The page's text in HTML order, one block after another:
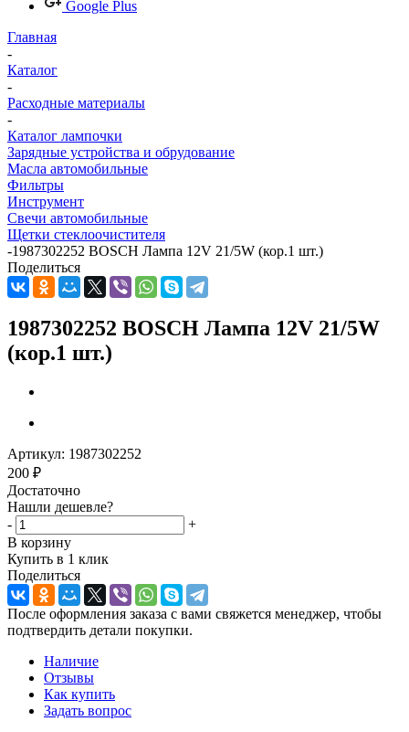
Google Plus
Главная
-
Каталог
-
Расходные материалы
-
Каталог лампочки
Зарядные устройства и обрудование
Масла автомобильные
Фильтры
Инструмент
Свечи автомобильные
Щетки стеклоочистителя
-1987302252 BOSCH Лампа 12V 21/5W (кор.1 шт.)
Поделиться
1987302252 BOSCH Лампа 12V 21/5W
(кор.1 шт.)
Артикул: 1987302252
200 ₽
Достаточно
Нашли дешевле?
-
+
В корзину
Купить в 1 клик
Поделиться
После оформления заказа с вами свяжется менеджер, чтобы
подтвердить детали покупки.
Наличие
Отзывы
Как купить
Задать вопрос